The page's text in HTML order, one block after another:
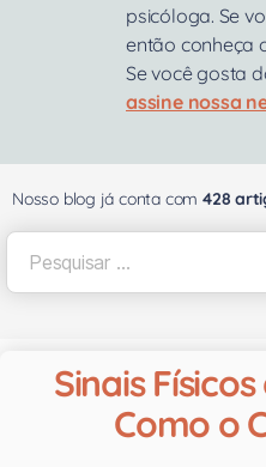
psicóloga. Se
então conheça
Se você gosta
assine nossa
Nosso blog já conta com 428
Sinais
Como o